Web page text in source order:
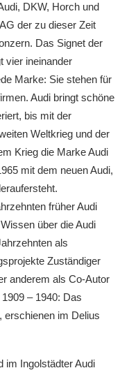
DKW, Horch und
der zu dieser Zeit
Das Signet der
vier ineinander
Marke: Sie stehen für
Audi bringt schöne
bis mit der
Weltkrieg und der
Krieg die Marke Audi
mit dem neuen Audi,
früher Audi
über die Audi
als
Zuständiger
anderem als Co-Autor
– 1940: Das
erschienen im Delius
im Ingolstädter Audi